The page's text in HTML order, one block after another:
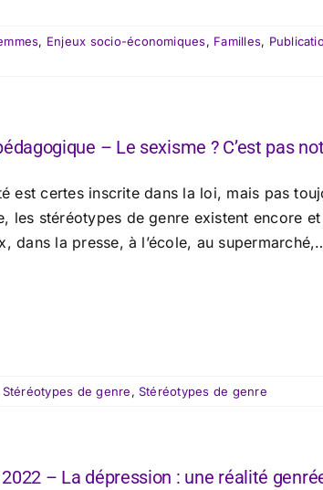
, Enjeux socio-économiques, Familles,
– Le sexisme ? C’est pas
est certes inscrite dans la loi, mais pas
les stéréotypes de genre existent encore
dans la presse, à l’école, au
Stéréotypes de genre,Stéréotypes de genre
– La dépression : une réalité